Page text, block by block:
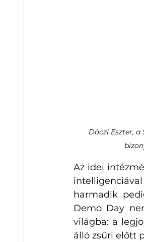
Dóczi Eszter,
Az idei
harmadik
Demo Day
világba: a
álló zsűri előtt